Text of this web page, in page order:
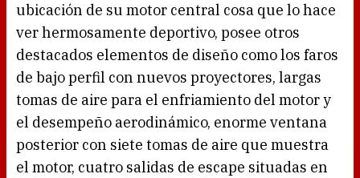
ubicación de su motor central cosa que lo hace
ver hermosamente deportivo, posee otros
destacados elementos de diseño como los faros
de bajo perfil con nuevos proyectores, largas
tomas de aire para el enfriamiento del motor y
el desempeño aerodinámico, enorme ventana
posterior con siete tomas de aire que muestra
el motor, cuatro salidas de escape situadas en